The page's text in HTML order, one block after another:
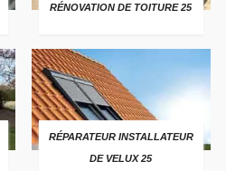
RÉNOVATION DE TOITURE 25
RÉPARATEUR INSTALLATEUR
DE VELUX 25